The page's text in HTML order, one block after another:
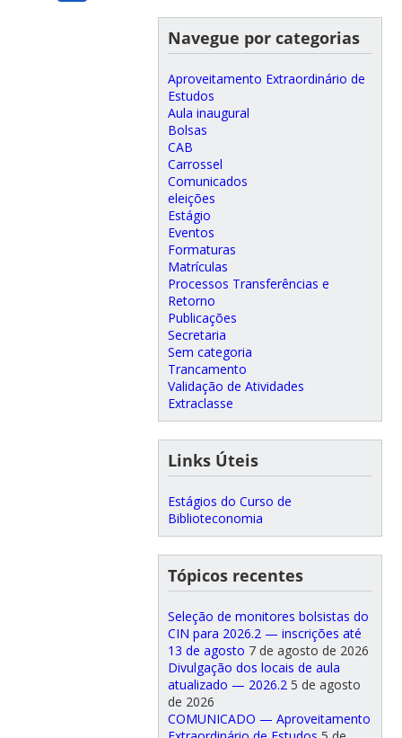
Navegue por categorias
Aproveitamento Extraordinário de
Estudos
Aula inaugural
Bolsas
CAB
Carrossel
Comunicados
eleições
Estágio
Eventos
Formaturas
Matrículas
Processos Transferências e
Retorno
Publicações
Secretaria
Sem categoria
Trancamento
Validação de Atividades
Extraclasse
Links Úteis
Estágios do Curso de
Biblioteconomia
Tópicos recentes
Seleção de monitores bolsistas do
CIN para 2026.2 — inscrições até
13 de agosto 7 de agosto de 2026
Divulgação dos locais de aula
atualizado — 2026.2 5 de agosto
de 2026
COMUNICADO — Aproveitamento